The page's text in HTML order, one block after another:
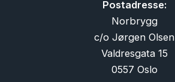
Postadresse:
Norbrygg
c/o Jørgen Olsen
Valdresgata 15
0557 Oslo